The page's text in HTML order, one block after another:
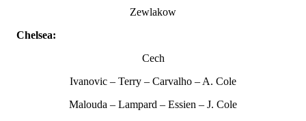
Zewlakow
Chelsea:
Cech
Ivanovic – Terry – Carvalho – A. Cole
Malouda – Lampard – Essien – J. Cole